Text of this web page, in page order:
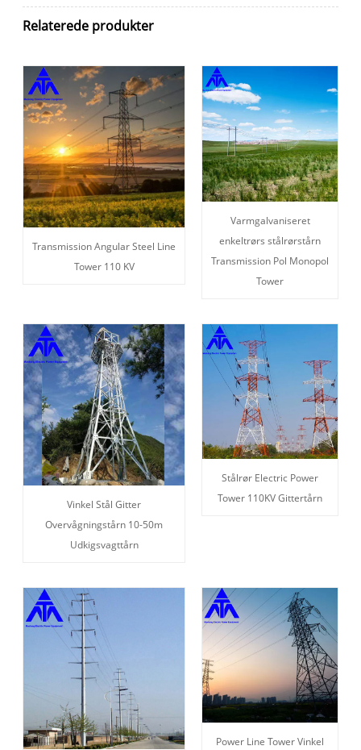
Relaterede produkter
Transmission Angular Steel Line
Tower 110 KV
Varmgalvaniseret
enkeltrørs stålrørstårn
Transmission Pol Monopol
Tower
Vinkel Stål Gitter
Overvågningstårn 10-50m
Udkigsvagttårn
Stålrør Electric Power
Tower 110KV Gittertårn
Power Line Tower Vinkel